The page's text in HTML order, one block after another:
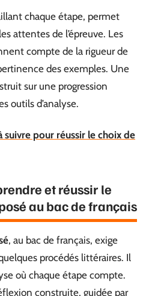
chaque étape, permet
attentes de l’épreuve. Les
compte de la rigueur de
des exemples. Une
sur une progression
outils d’analyse.
suivre pour réussir le choix de
et réussir le
au bac de français
, au bac de français, exige
procédés littéraires. Il
où chaque étape compte.
construite, guidée par